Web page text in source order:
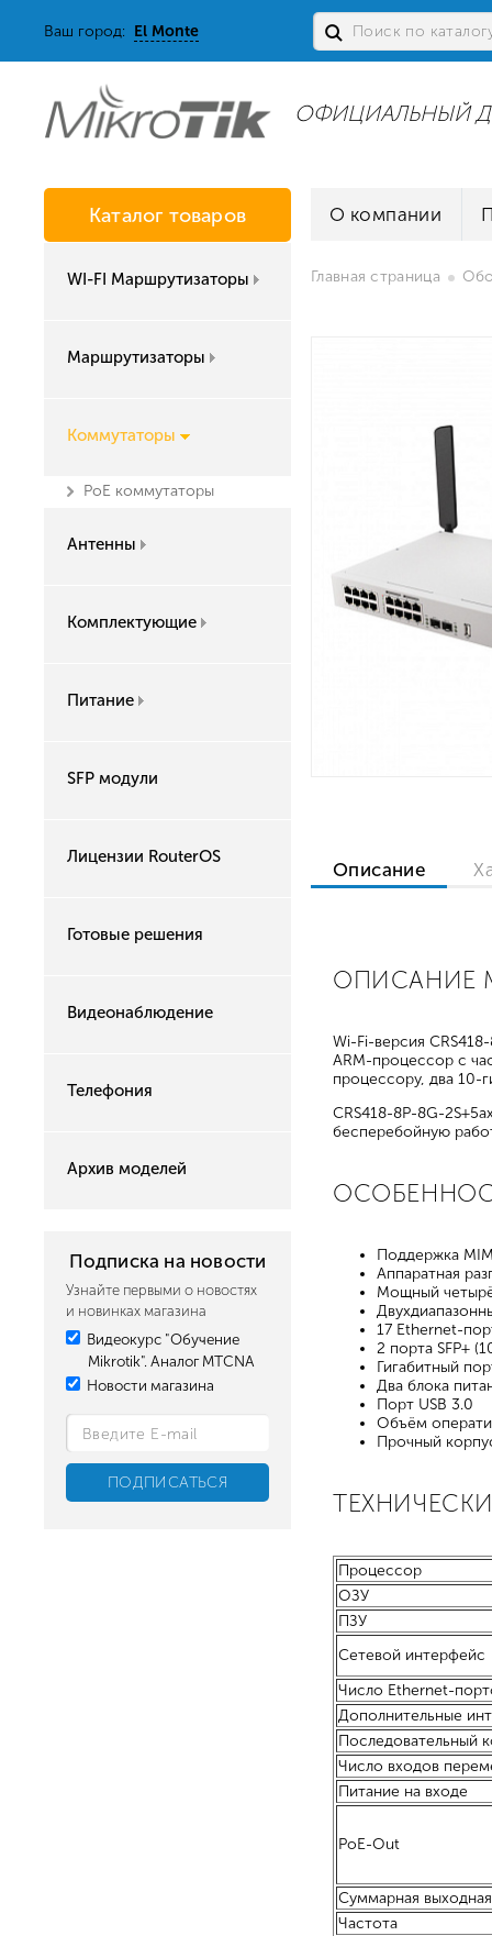
Ваш город: El Monte
ОФИЦИАЛЬНЫЙ
Каталог товаров
WI-FI Маршрутизаторы
Маршрутизаторы
Коммутаторы
PoE коммутаторы
Антенны
Комплектующие
Питание
SFP модули
Лицензии RouterOS
Готовые решения
Видеонаблюдение
Телефония
Архив моделей
Подписка на новости
Узнайте первыми о новостях
и новинках магазина
Видеокурс "Обучение
Mikrotik". Аналог MTCNA
Новости магазина
О компании
Главная страница
Описание
ОПИСАНИЕ
Wi-Fi-версия
ARM-процессор с
процессору, два 10-
CRS418-8P-8G-
бесперебойную
Поддержка
Аппаратная
Мощный
17 Ethernet-
2 порта SFP+
Гигабитный
Два блока
Порт USB 3.0
Объём
Прочный
Процессор
ОЗУ
ПЗУ
Сетевой интерфейс
Число Ethernet-
Дополнительные
Последовательный
Число входов
Питание на входе
PoE-Out
Суммарная
Частота